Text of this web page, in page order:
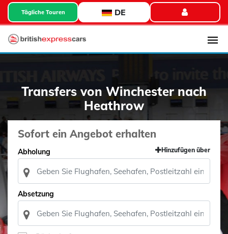
Tägliche Touren DE
Transfers von Winchester nach
Heathrow
Sofort ein Angebot erhalten
Abholung Hinzufügen über
Absetzung